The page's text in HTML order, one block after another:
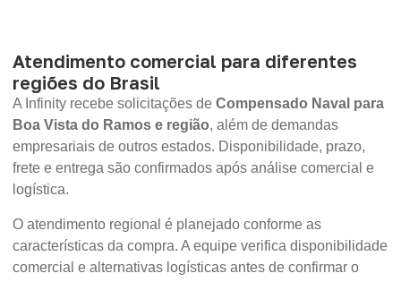
Atendimento comercial para diferentes
regiões do Brasil
A Infinity recebe solicitações de Compensado Naval para
Boa Vista do Ramos e região, além de demandas
empresariais de outros estados. Disponibilidade, prazo,
frete e entrega são confirmados após análise comercial e
logística.
O atendimento regional é planejado conforme as
características da compra. A equipe verifica disponibilidade
comercial e alternativas logísticas antes de confirmar o